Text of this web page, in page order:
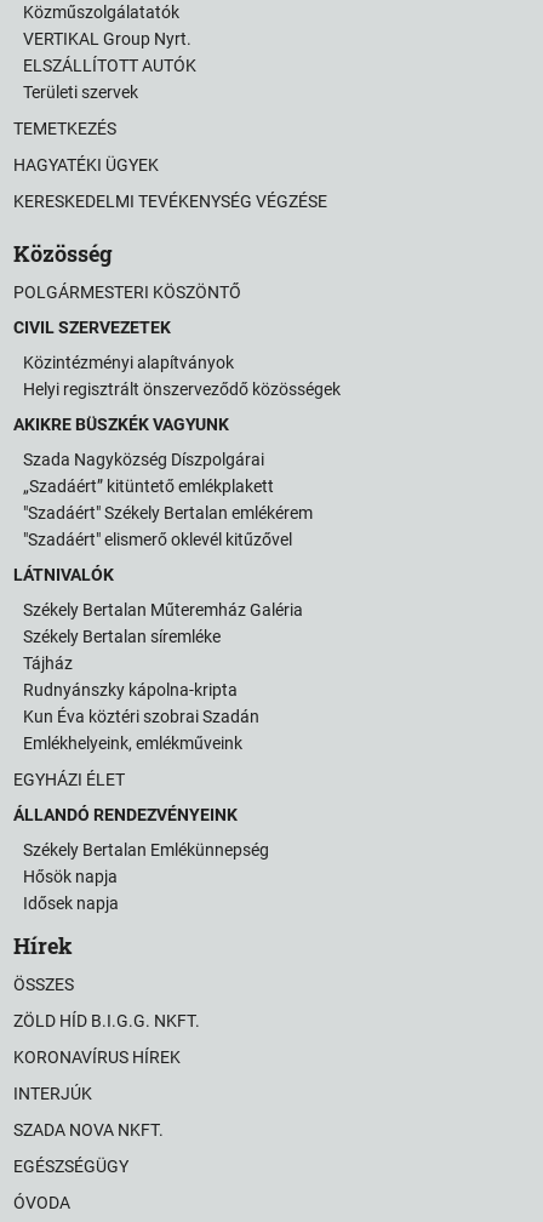
Közműszolgálatatók
VERTIKAL Group Nyrt.
ELSZÁLLÍTOTT AUTÓK
Területi szervek
TEMETKEZÉS
HAGYATÉKI ÜGYEK
KERESKEDELMI TEVÉKENYSÉG VÉGZÉSE
Közösség
POLGÁRMESTERI KÖSZÖNTŐ
CIVIL SZERVEZETEK
Közintézményi alapítványok
Helyi regisztrált önszerveződő közösségek
AKIKRE BÜSZKÉK VAGYUNK
Szada Nagyközség Díszpolgárai
„Szadáért” kitüntető emlékplakett
"Szadáért" Székely Bertalan emlékérem
"Szadáért" elismerő oklevél kitűzővel
LÁTNIVALÓK
Székely Bertalan Műteremház Galéria
Székely Bertalan síremléke
Tájház
Rudnyánszky kápolna-kripta
Kun Éva köztéri szobrai Szadán
Emlékhelyeink, emlékműveink
EGYHÁZI ÉLET
ÁLLANDÓ RENDEZVÉNYEINK
Székely Bertalan Emlékünnepség
Hősök napja
Idősek napja
Hírek
ÖSSZES
ZÖLD HÍD B.I.G.G. NKFT.
KORONAVÍRUS HÍREK
INTERJÚK
SZADA NOVA NKFT.
EGÉSZSÉGÜGY
ÓVODA